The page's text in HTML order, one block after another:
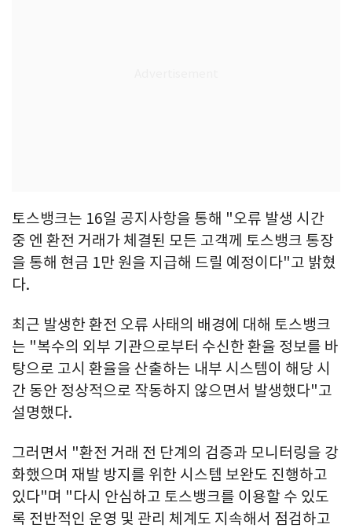
토스뱅크는 16일 공지사항을 통해 "오류 발생 시간
중 엔 환전 거래가 체결된 모든 고객께 토스뱅크 통장
을 통해 현금 1만 원을 지급해 드릴 예정이다"고 밝혔
다.
최근 발생한 환전 오류 사태의 배경에 대해 토스뱅크
는 "복수의 외부 기관으로부터 수신한 환율 정보를 바
탕으로 고시 환율을 산출하는 내부 시스템이 해당 시
간 동안 정상적으로 작동하지 않으면서 발생했다"고
설명했다.
그러면서 "환전 거래 전 단계의 검증과 모니터링을 강
화했으며 재발 방지를 위한 시스템 보완도 진행하고
있다"며 "다시 안심하고 토스뱅크를 이용할 수 있도
록 전반적인 운영 및 관리 체계도 지속해서 점검하고